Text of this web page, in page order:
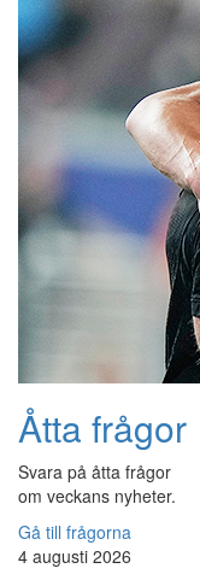
Åtta frågor
Svara på åtta frågor
om veckans nyheter.
Gå till frågorna
4 augusti 2026